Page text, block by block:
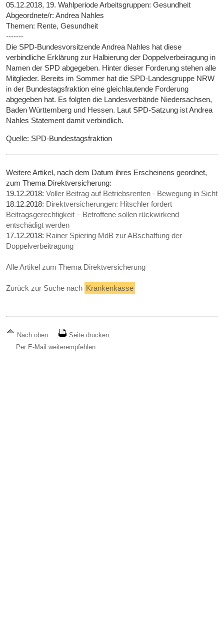
05.12.2018, 19. Wahlperiode Arbeitsgruppen: Gesundheit
Abgeordnete/r: Andrea Nahles
Themen: Rente, Gesundheit
-------
Die SPD-Bundesvorsitzende Andrea Nahles hat diese
verbindliche Erklärung zur Halbierung der Doppelverbeiragung in
Namen der SPD abgegeben. Hinter dieser Forderung stehen alle
Mitglieder. Bereits im Sommer hat die SPD-Landesgruppe NRW
in der Bundestagsfraktion eine gleichlautende Forderung
abgegeben hat. Es folgten die Landesverbände Niedersachsen,
Baden Württemberg und Hessen. Laut SPD-Satzung ist Andrea
Nahles Statement damit verbindlich.
Quelle: SPD-Bundestagsfraktion
Weitere Artikel, nach dem Datum ihres Erscheinens geordnet,
zum Thema Direktversicherung:
19.12.2018:Voller Beitrag auf Betriebsrenten - Bewegung in Sicht
18.12.2018: Direktversicherungen: Hitschler fordert
Beitragsgerechtigkeit – Betroffene sollen rückwirkend
entschädigt werden
17.12.2018: Rainer Spiering MdB zur ABschaffung der
Doppelverbeitragung
Alle Artikel zum Thema Direktversicherung
Zurück zur Suche nach Krankenkasse
Nach oben
Seite drucken
Per E-Mail weiterempfehlen